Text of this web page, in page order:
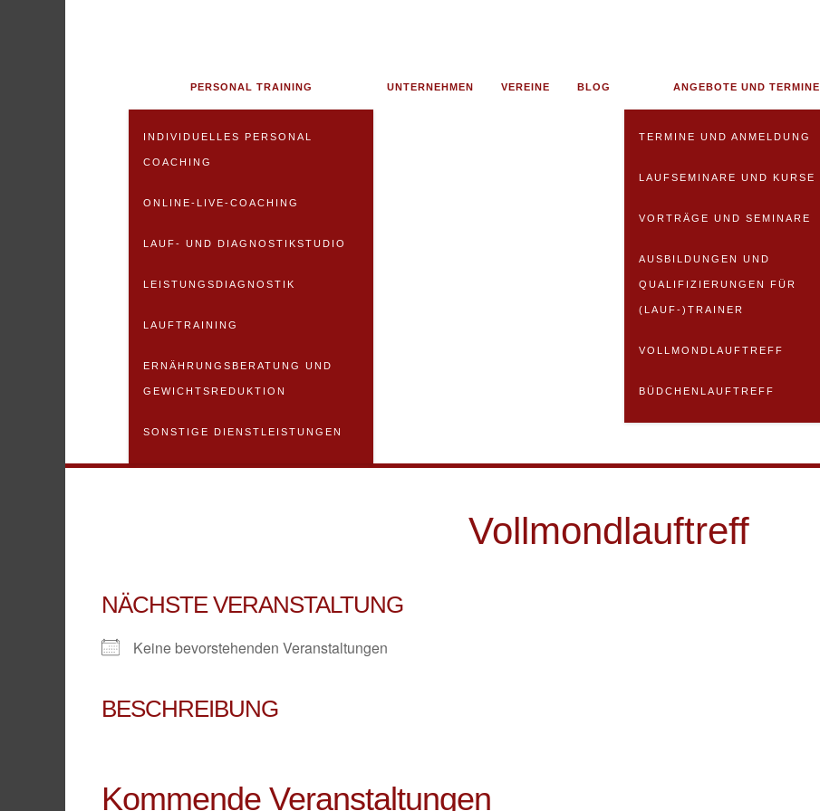
PERSONAL TRAINING
INDIVIDUELLES PERSONAL
COACHING
ONLINE-LIVE-COACHING
LAUF- UND DIAGNOSTIKSTUDIO
LEISTUNGSDIAGNOSTIK
LAUFTRAINING
ERNÄHRUNGSBERATUNG UND
GEWICHTSREDUKTION
SONSTIGE DIENSTLEISTUNGEN
UNTERNEHMEN VEREINE BLOG ANGEBOTE UND TERMINE
TERMINE UND ANMELDUNG
LAUFSEMINARE UND KURSE
VORTRÄGE UND SEMINARE
AUSBILDUNGEN UND
QUALIFIZIERUNGEN FÜR
(LAUF-)TRAINER
VOLLMONDLAUFTREFF
BÜDCHENLAUFTREFF
Vollmondlauftreff
NÄCHSTE VERANSTALTUNG
Keine bevorstehenden Veranstaltungen
BESCHREIBUNG
Kommende Veranstaltungen